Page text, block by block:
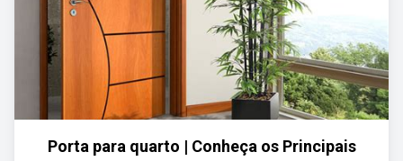
Porta para quarto | Conheça os Principais